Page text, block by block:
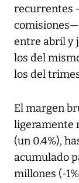
recurrentes
entre abril y
los del
los del
El margen
ligeramente
(un 0.4%),
acumulado
millones (-